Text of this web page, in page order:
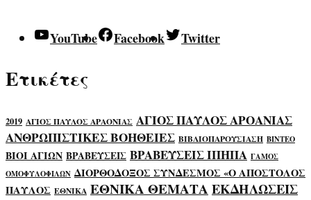
YouTube Facebook Twitter
Ετικέτες
2019 ΑΓΙΟΣ ΠΑΥΛΟΣ ΑΡΑΟΝΙΑΣ ΑΓΙΟΣ ΠΑΥΛΟΣ ΑΡΟΑΝΙΑΣ
ΑΝΘΡΩΠΙΣΤΙΚΕΣ ΒΟΗΘΕΙΕΣ ΒΙΒΛΙΟΠΑΡΟΥΣΙΑΣΗ ΒΙΝΤΕΟ
ΒΙΟΙ ΑΓΙΩΝ ΒΡΑΒΕΥΣΕΙΣ ΒΡΑΒΕΥΣΕΙΣ ΙΠΗΠΑ ΓΑΜΟΣ
ΟΜΟΦΥΛΟΦΙΛΩΝ ΔΙΟΡΘΟΔΟΞΟΣ ΣΥΝΔΕΣΜΟΣ «Ο ΑΠΟΣΤΟΛΟΣ
ΠΑΥΛΟΣ ΕΘΝΙΚΑ ΕΘΝΙΚΑ ΘΕΜΑΤΑΕΚΔΗΛΩΣΕΙΣ